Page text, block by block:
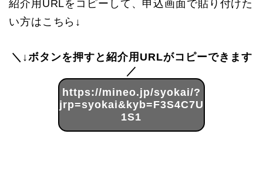
紹介用URLをコピーして、申込画面で貼り付けた
い方はこちら↓
＼↓ボタンを押すと紹介用URLがコピーできます
／
https://mineo.jp/syokai/?
jrp=syokai&kyb=F3S4C7U
1S1